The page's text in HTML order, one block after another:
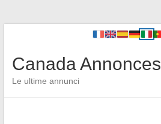
Canada Annonces
Le ultime annunci